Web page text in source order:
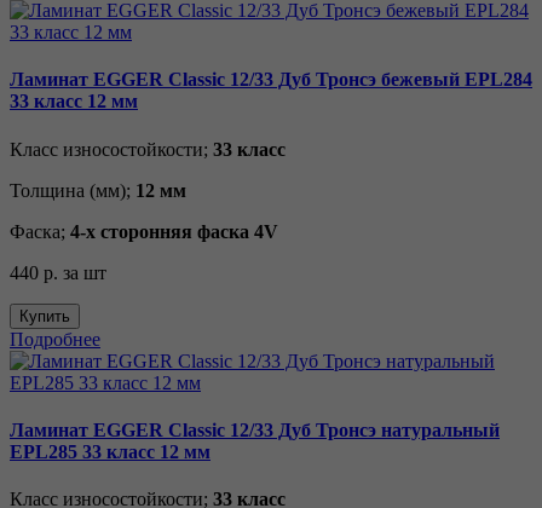
Ламинат EGGER Classic 12/33 Дуб Тронсэ бежевый EPL284
33 класс 12 мм
Класс износостойкости; 33 класс
Толщина (мм); 12 мм
Фаска; 4-х сторонняя фаска 4V
440 р. за шт
Купить
Подробнее
Ламинат EGGER Classic 12/33 Дуб Тронсэ натуральный
EPL285 33 класс 12 мм
Класс износостойкости; 33 класс